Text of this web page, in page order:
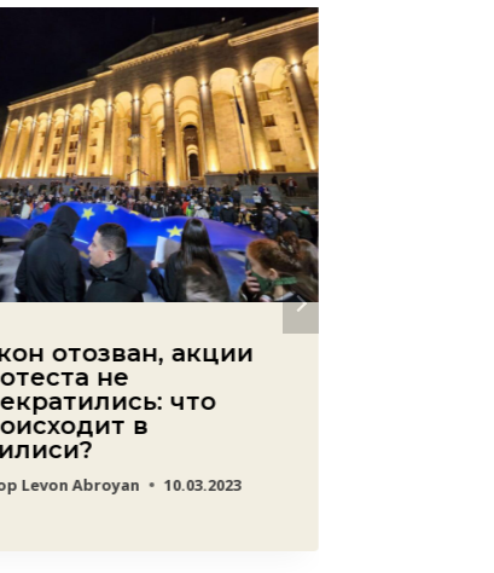
отозван, акции
не
что
в
Levon Abroyan 10.03.2023